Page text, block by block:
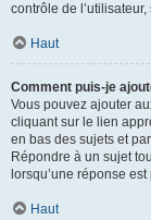
contrôle de
Haut
Comment puis-je
Vous pouvez ajouter
cliquant sur le lien
en bas des sujets et
Répondre à un sujet
lorsqu’une réponse
Haut